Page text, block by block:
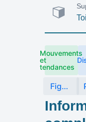
Mouvements
et
tendances
Figuration